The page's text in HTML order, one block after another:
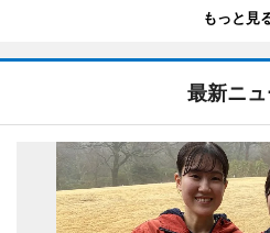
もっと見
最新ニ